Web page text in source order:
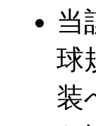
当
球
装